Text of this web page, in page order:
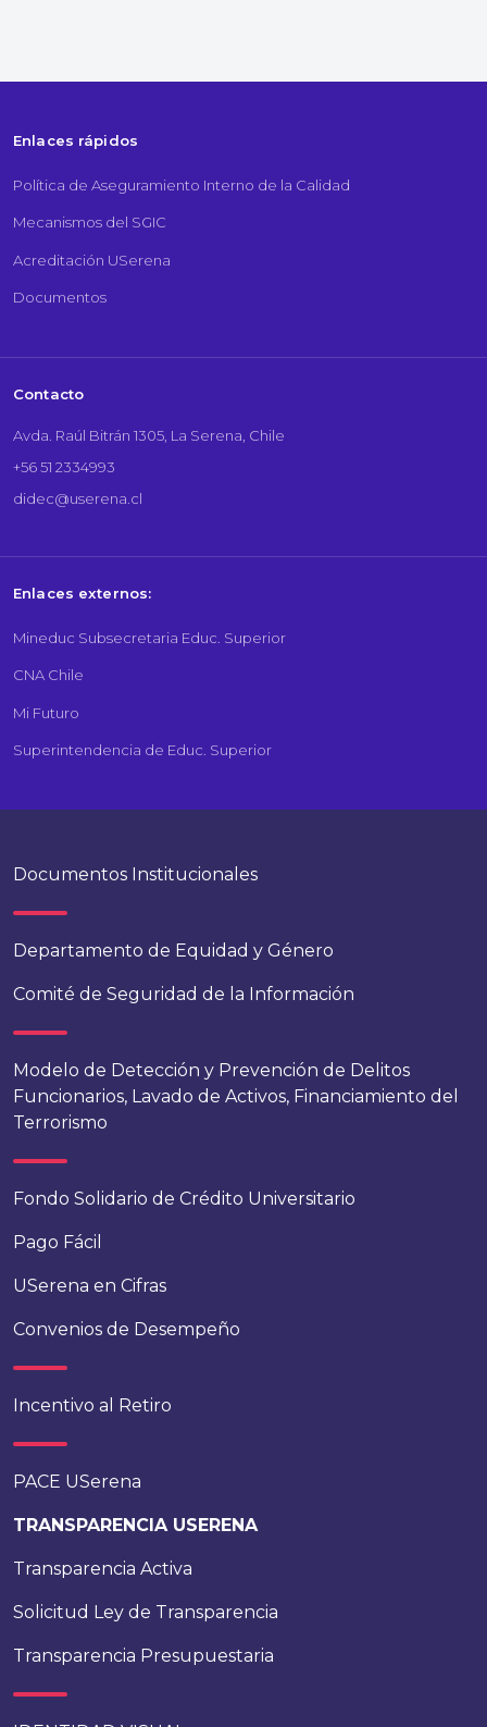
Enlaces rápidos
Política de Aseguramiento Interno de la Calidad
Mecanismos del SGIC
Acreditación USerena
Documentos
Contacto
Avda. Raúl Bitrán 1305, La Serena, Chile
+56 51 2334993
didec@userena.cl
Enlaces externos:
Mineduc Subsecretaria Educ. Superior
CNA Chile
Mi Futuro
Superintendencia de Educ. Superior
Documentos Institucionales
Departamento de Equidad y Género
Comité de Seguridad de la Información
Modelo de Detección y Prevención de Delitos
Funcionarios, Lavado de Activos, Financiamiento del
Terrorismo
Fondo Solidario de Crédito Universitario
Pago Fácil
USerena en Cifras
Convenios de Desempeño
Incentivo al Retiro
PACE USerena
TRANSPARENCIA USERENA
Transparencia Activa
Solicitud Ley de Transparencia
Transparencia Presupuestaria